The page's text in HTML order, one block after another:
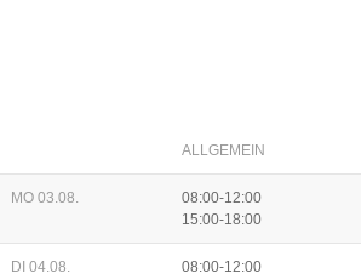
ALLGEMEIN
MO 03.08.
08:00-12:00
15:00-18:00
DI 04.08.
08:00-12:00